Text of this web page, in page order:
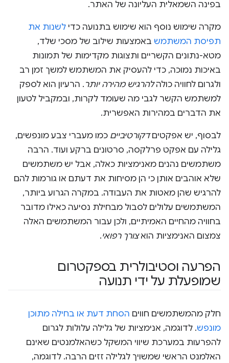
בפינה השמאלית העליונה של האתר.
מקרה שימוש נוסף הוא שימוש בתנועה כדי לשנות את
תפיסת המשתמש באמצעות שילוב של מסכי שלד,
מטא-נתונים הקשריים ותצוגות מקדימות של תמונות
באיכות נמוכה, כדי להעסיק את המשתמש למשך זמן רב
ולגרום לחוויה כולהלהרגיש מהירה יותר . הרעיון הוא לספק
למשתמש הקשר לגבי מה שעומד לקרות, ובמקביל לטעון
את הדברים במהירות האפשרית.
לבסוף, יש אפקטיםדקורטיביים כמו מעברי צבע מונפשים,
גלילה עם אפקט פרלקסה, סרטונים ברקע ועוד. הרבה
משתמשים נהנים מאנימציות כאלה, אבל יש משתמשים
שלא אוהבים אותן כי הן מסיחות את דעתם או גורמות להם
להרגיש שהן מאטות את העבודה. במקרה הגרוע ביותר,
המשתמשים עלולים לסבול מבחילת נסיעה כאילו מדובר
בחוויה מהחיים האמיתיים, ולכן עבור המשתמשים האלה
צמצום האנימציות הואצורך רפואי.
הפרעה וסטיבולרית בספקטרום
שמופעלת על ידי תנועה
חלק מהמשתמשים חווים הסחת דעת או בחילה מתוכן
מונפש. לדוגמה, אנימציות של גלילה עלולות לגרום
להפרעות במערכת שיווי המשקל כשהאלמנטים שאינם
האלמנט הראשי שמשויך לגלילה זזים הרבה. לדוגמה,